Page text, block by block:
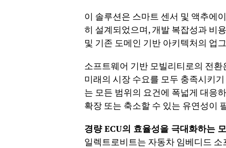
이 솔루션은 스마트 센서 및 액추에
히 설계되었으며, 개발 복잡성과 비
및 기존 도메인 기반 아키텍처의 업
소프트웨어 기반 모빌리티로의 전
미래의 시장 수요를 모두 충족시키
는 모든 범위의 요건에 폭넓게 대응
확장 또는 축소할 수 있는 유연성이
경량 ECU의 효율성을 극대화하는
일렉트로비트는 자동차 임베디드